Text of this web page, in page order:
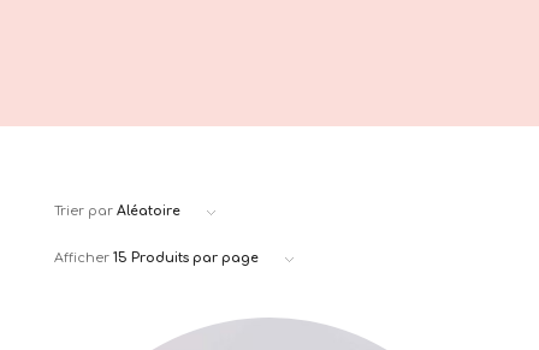
Trier par Aléatoire
Afficher 15 Produits par page